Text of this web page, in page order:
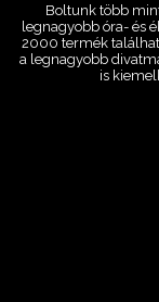
Boltunk több
legnagyobb óra- és
2000 termék
a legnagyobb
is